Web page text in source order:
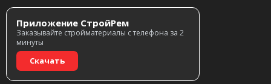
Приложение СтройРем
Заказывайте стройматериалы с телефона за 2
минуты
Скачать